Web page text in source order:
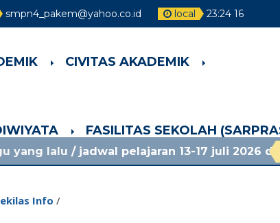
smpn4_pakem@yahoo.co.id local 23:24 17
CIVITAS AKADEMIK
FASILITAS SEKOLAH
/ jadwal pelajaran 13-17 juli 2026 dan info
Info /